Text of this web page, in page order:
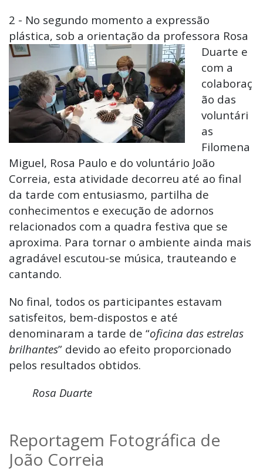
2 - No segundo momento a expressão
plástica, sob a orientação da professora Rosa
Duarte e
com a
colaboraç
ão das
voluntári
as
Filomena
Miguel, Rosa Paulo e do voluntário João
Correia, esta atividade decorreu até ao final
da tarde com entusiasmo, partilha de
conhecimentos e execução de adornos
relacionados com a quadra festiva que se
aproxima. Para tornar o ambiente ainda mais
agradável escutou-se música, trauteando e
cantando.
No final, todos os participantes estavam
satisfeitos, bem-dispostos e até
denominaram a tarde de “oficina das estrelas
brilhantes” devido ao efeito proporcionado
pelos resultados obtidos.
Rosa Duarte
Reportagem Fotográfica de
João Correia